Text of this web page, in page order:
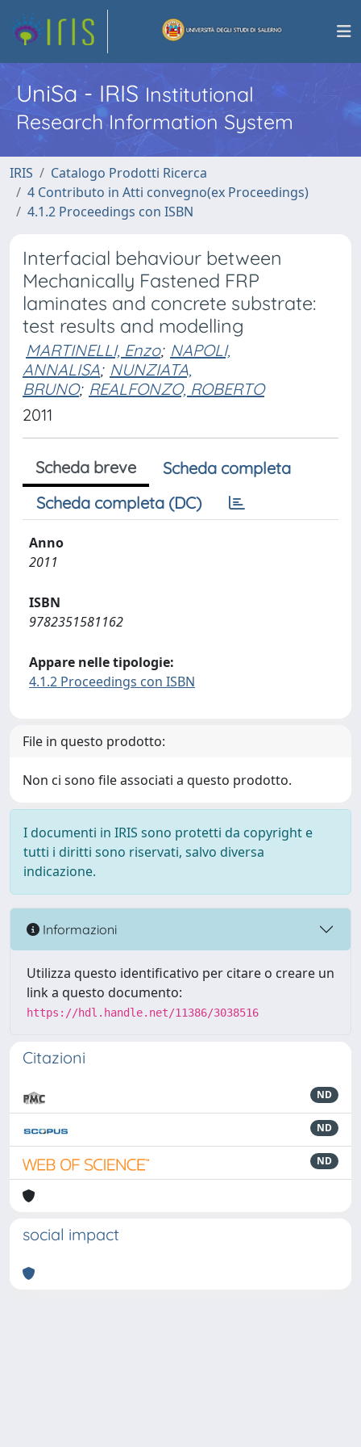
UniSa - IRISInstitutional
Research Information System
IRIS
Catalogo Prodotti Ricerca
4 Contributo in Atti convegno(ex Proceedings)
4.1.2 Proceedings con ISBN
Interfacial behaviour between
Mechanically Fastened FRP
laminates and concrete substrate:
test results and modelling
MARTINELLI, Enzo; NAPOLI,
ANNALISA; NUNZIATA,
BRUNO; REALFONZO, ROBERTO
2011
Scheda breve
Scheda completa
Scheda completa (DC)
Anno
2011
ISBN
9782351581162
Appare nelle tipologie:
4.1.2 Proceedings con ISBN
File in questo prodotto:
Non ci sono file associati a questo prodotto.
I documenti in IRIS sono protetti da copyright e
tutti i diritti sono riservati, salvo diversa
indicazione.
Informazioni
Utilizza questo identificativo per citare o creare un
link a questo documento:
https://hdl.handle.net/11386/3038516
Citazioni
ND
ND
ND
social impact